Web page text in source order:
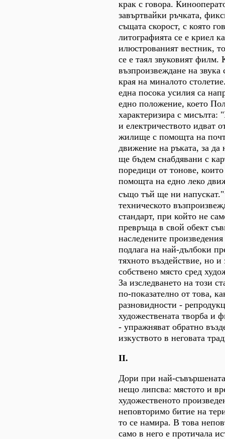
крак с говора.
завъртвайки ръчката,
същата скорост, с която
литографията се е криел
илюстрованият вестник,
се е таял звуковият филм.
възпроизвеждане на звука
края на миналото
една посока усилия са
едно положение, което
характеризира с мисълта:
и електричеството идват
жилище с помощта на
движение на ръката, за да
ще бъдем снабдявани с
поредици от тонове,
помощта на едно леко
също тъй ще ни напускат."
техническото
стандарт, при който не
превръща в свой обект
наследените
подлага на най-дълбоки
тяхното въздействие, но и
собствено място сред
За изследването на този
по-показателно от това,
разновидности -
художествената творба и
- упражняват обратно
изкуството в неговата
II.
Дори при най-
нещо липсва: мястото и
художественото
неповторимо битие на
то се намира. В това
само в него е протичала